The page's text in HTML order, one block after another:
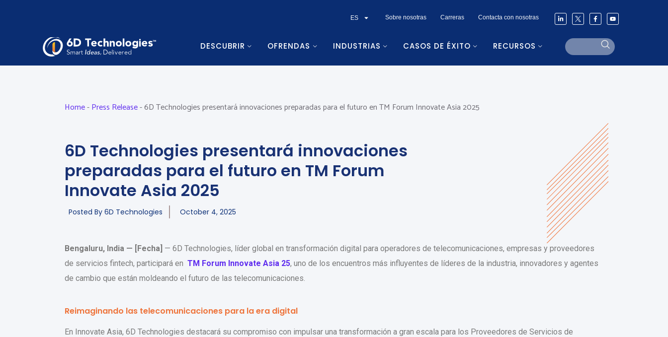
ES Sobre nosotras Carreras Contacta con nosotras
DESCUBRIR OFRENDAS INDUSTRIAS CASOS DE ÉXITO RECURSOS
Home-Press Release-6D Technologies presentará innovaciones preparadas para el futuro en TM Forum Innovate Asia 2025
6D Technologies presentará innovaciones
preparadas para el futuro en TM Forum
Innovate Asia 2025
Posted By 6D Technologies October 4, 2025
Bengaluru, India — [Fecha] — 6D Technologies, líder global en transformación digital para operadores de telecomunicaciones, empresas y proveedores
de servicios fintech, participará en TM Forum Innovate Asia 25, uno de los encuentros más influyentes de líderes de la industria, innovadores y agentes
de cambio que están moldeando el futuro de las telecomunicaciones.
Reimaginando las telecomunicaciones para la era digital
En Innovate Asia, 6D Technologies destacará su compromiso con impulsar una transformación a gran escala para los Proveedores de Servicios de